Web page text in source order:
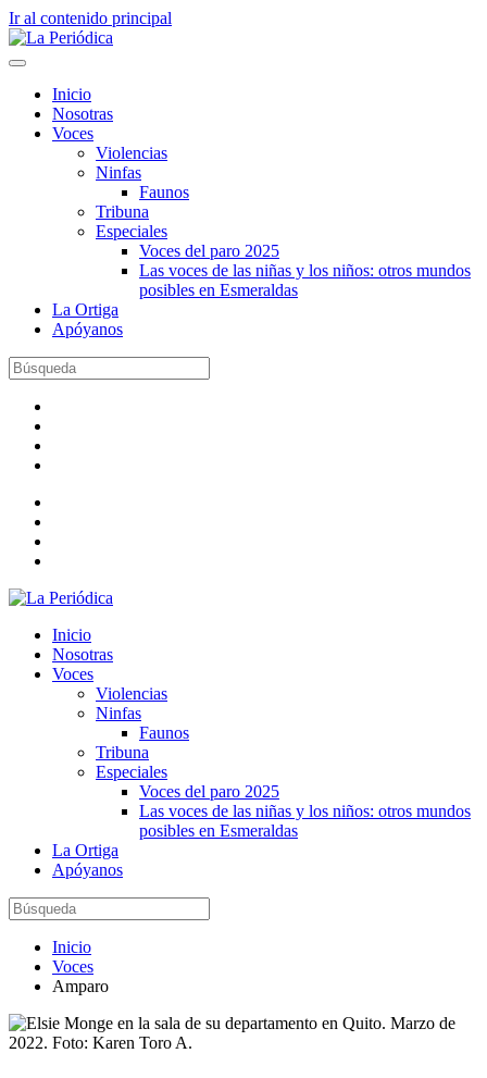
Ir al contenido principal
Inicio
Nosotras
Voces
Violencias
Ninfas
Faunos
Tribuna
Especiales
Voces del paro 2025
Las voces de las niñas y los niños: otros mundos
posibles en Esmeraldas
La Ortiga
Apóyanos
Inicio
Nosotras
Voces
Violencias
Ninfas
Faunos
Tribuna
Especiales
Voces del paro 2025
Las voces de las niñas y los niños: otros mundos
posibles en Esmeraldas
La Ortiga
Apóyanos
Inicio
Voces
Amparo